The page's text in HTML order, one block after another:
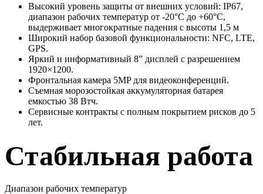
Высокий уровень защиты от внешних условий: IP67,
диапазон рабочих температур от -20°С до +60°С,
выдерживает многократные падения с высоты 1,5 м
Широкий набор базовой функциональности: NFC, LTE,
GPS.
Яркий и информативный 8” дисплей с разрешением
1920×1200.
Фронтальная камера 5MP для видеоконференций.
Съемная морозостойкая аккумуляторная батарея
емкостью 38 Втч.
Сервисные контракты с полным покрытием рисков до 5
лет.
Стабильная работа
Диапазон рабочих температур